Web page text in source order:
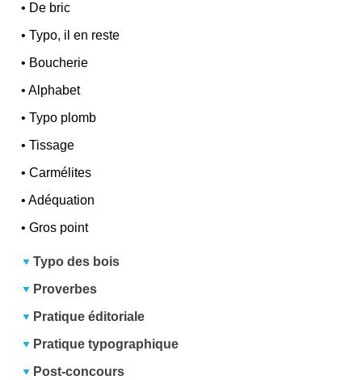
• De bric
•Typo, il en reste
• Boucherie
•Alphabet
•Typo plomb
•Tissage
•Carmélites
•Adéquation
•Gros point
Typo des bois
Proverbes
Pratique éditoriale
Pratique typographique
Post-concours